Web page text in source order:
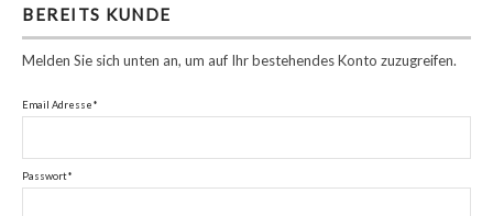
BEREITS KUNDE
Melden Sie sich unten an, um auf Ihr bestehendes Konto zuzugreifen.
Email Adresse*
Passwort*